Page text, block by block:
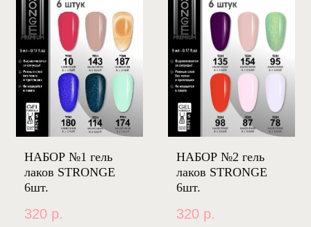
НАБОР №1 гель
лаков STRONGE
6шт.
320 р.
НАБОР №2 гель
лаков STRONGE
6шт.
320 р.